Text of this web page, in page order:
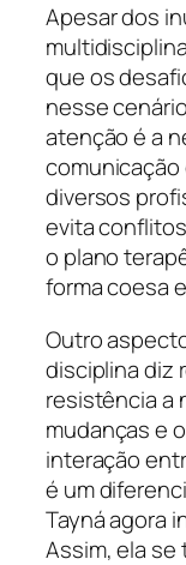
Apesar dos
que os
nesse
atenção é a
diversos
evita
o plano
forma coesa
Outro
disciplina diz
resistência a
mudanças e
interação
é um
Tayná agora
Assim, ela se